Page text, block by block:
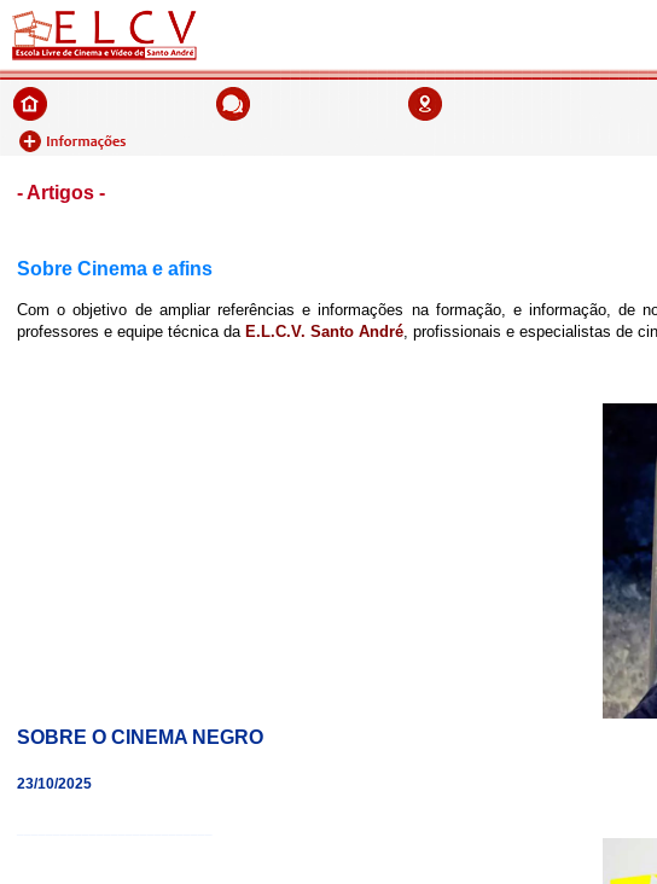
- Artigos -
Sobre Cinema e afins
Com o objetivo de ampliar referências e informações na formação, e informação,
professores e equipe técnica da E.L.C.V. Santo André, profissionais e especialistas de
SOBRE O CINEMA NEGRO
23/10/2025